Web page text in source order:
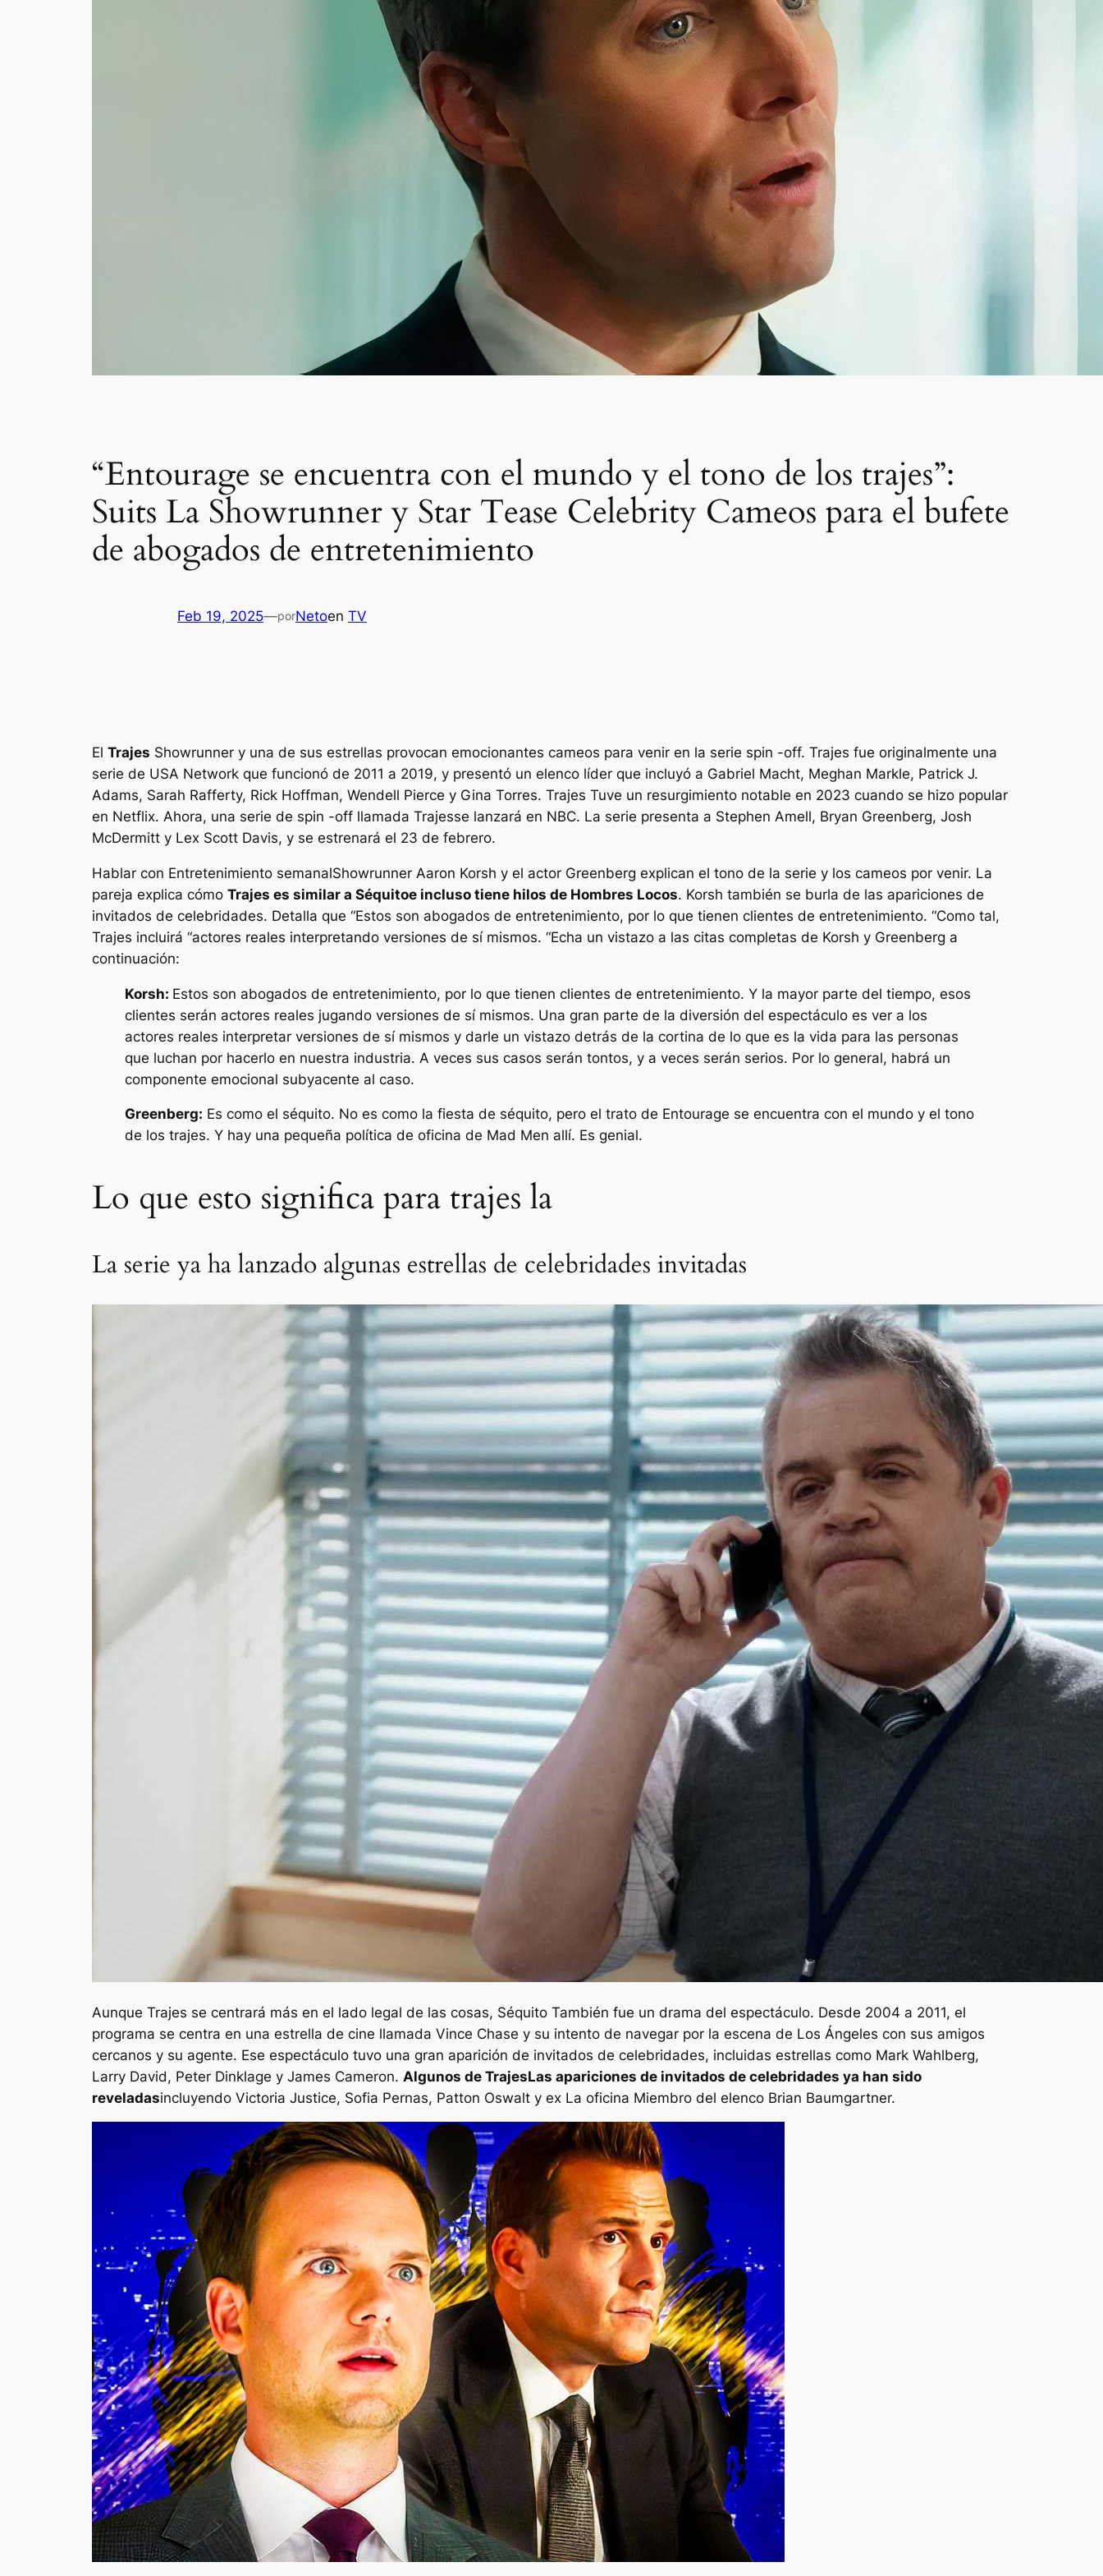
“Entourage se encuentra con el mundo y el tono de los trajes”:
Suits La Showrunner y Star Tease Celebrity Cameos para el bufete
de abogados de entretenimiento
Feb 19, 2025—porNetoen TV
El Trajes Showrunner y una de sus estrellas provocan emocionantes cameos para venir en la serie spin -off. Trajes fue originalmente una
serie de USA Network que funcionó de 2011 a 2019, y presentó un elenco líder que incluyó a Gabriel Macht, Meghan Markle, Patrick J.
Adams, Sarah Rafferty, Rick Hoffman, Wendell Pierce y Gina Torres. Trajes Tuve un resurgimiento notable en 2023 cuando se hizo popular
en Netflix. Ahora, una serie de spin -off llamada Trajesse lanzará en NBC. La serie presenta a Stephen Amell, Bryan Greenberg, Josh
McDermitt y Lex Scott Davis, y se estrenará el 23 de febrero.
Hablar con Entretenimiento semanalShowrunner Aaron Korsh y el actor Greenberg explican el tono de la serie y los cameos por venir. La
pareja explica cómo Trajes es similar a Séquitoe incluso tiene hilos de Hombres Locos. Korsh también se burla de las apariciones de
invitados de celebridades. Detalla que “Estos son abogados de entretenimiento, por lo que tienen clientes de entretenimiento. “Como tal,
Trajes incluirá “actores reales interpretando versiones de sí mismos. “Echa un vistazo a las citas completas de Korsh y Greenberg a
continuación:
Korsh: Estos son abogados de entretenimiento, por lo que tienen clientes de entretenimiento. Y la mayor parte del tiempo, esos
clientes serán actores reales jugando versiones de sí mismos. Una gran parte de la diversión del espectáculo es ver a los
actores reales interpretar versiones de sí mismos y darle un vistazo detrás de la cortina de lo que es la vida para las personas
que luchan por hacerlo en nuestra industria. A veces sus casos serán tontos, y a veces serán serios. Por lo general, habrá un
componente emocional subyacente al caso.
Greenberg: Es como el séquito. No es como la fiesta de séquito, pero el trato de Entourage se encuentra con el mundo y el tono
de los trajes. Y hay una pequeña política de oficina de Mad Men allí. Es genial.
Lo que esto significa para trajes la
La serie ya ha lanzado algunas estrellas de celebridades invitadas
Aunque Trajes se centrará más en el lado legal de las cosas, Séquito También fue un drama del espectáculo. Desde 2004 a 2011, el
programa se centra en una estrella de cine llamada Vince Chase y su intento de navegar por la escena de Los Ángeles con sus amigos
cercanos y su agente. Ese espectáculo tuvo una gran aparición de invitados de celebridades, incluidas estrellas como Mark Wahlberg,
Larry David, Peter Dinklage y James Cameron. Algunos de TrajesLas apariciones de invitados de celebridades ya han sido
reveladasincluyendo Victoria Justice, Sofia Pernas, Patton Oswalt y ex La oficina Miembro del elenco Brian Baumgartner.